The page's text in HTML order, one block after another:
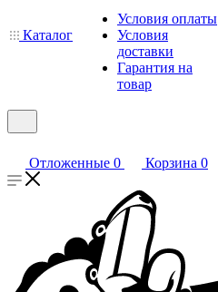
Каталог
Условия оплаты
Условия
доставки
Гарантия на
товар
Отложенные 0 Корзина 0